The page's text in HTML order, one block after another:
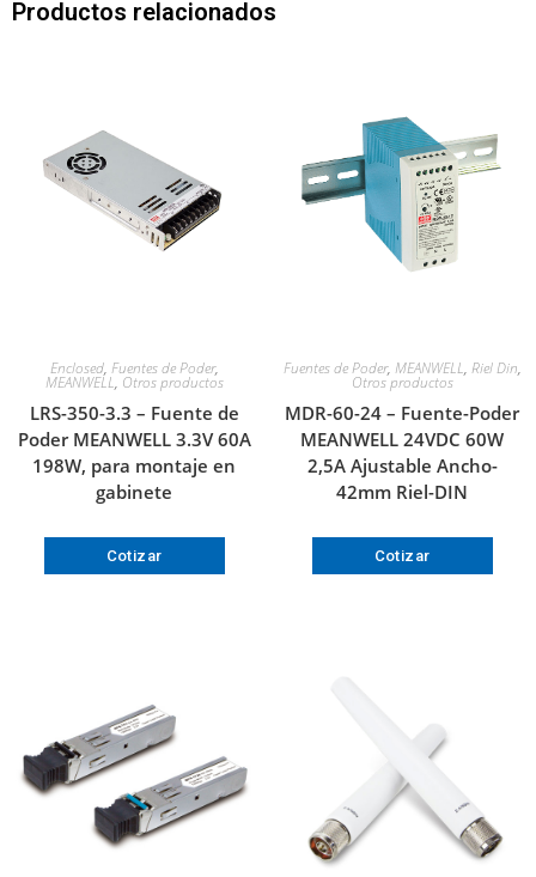
Productos relacionados
Enclosed, Fuentes de Poder,
MEANWELL, Otros productos
LRS-350-3.3 – Fuente de
Poder MEANWELL 3.3V 60A
198W, para montaje en
gabinete
Cotizar
Fuentes de Poder, MEANWELL, Riel Din,
Otros productos
MDR-60-24 – Fuente-Poder
MEANWELL 24VDC 60W
2,5A Ajustable Ancho-
42mm Riel-DIN
Cotizar